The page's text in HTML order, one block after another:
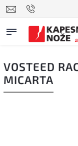
VOSTEED
MICARTA